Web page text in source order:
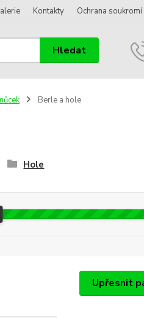
Kontakty Ochrana soukromí
Hledat
Berle a hole
Hole
Upřesnit